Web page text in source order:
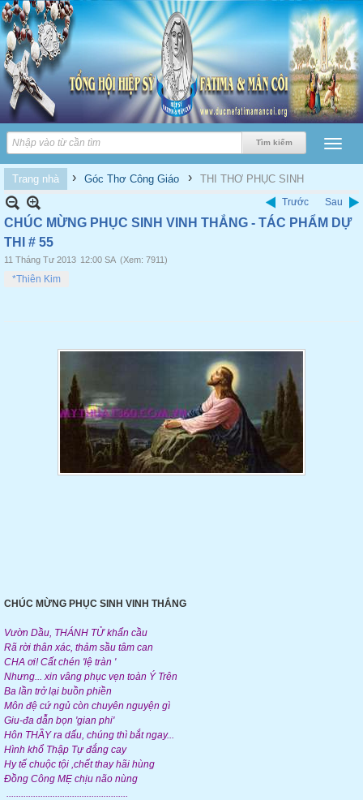
Trang nhà › Góc Thơ Công Giáo › THI THƠ PHỤC SINH
Trước Sau
CHÚC MỪNG PHỤC SINH VINH THẮNG - TÁC PHẨM DỰ
THI # 55
11 Tháng Tư 2013 12:00 SA (Xem: 7911)
*Thiên Kim
CHÚC MỪNG PHỤC SINH VINH THẮNG
Vườn Dầu, THÁNH TỬ khẩn cầu
Rã rời thân xác, thảm sầu tâm can
CHA ơi! Cất chén 'lệ tràn '
Nhưng... xin vâng phục vẹn toàn Ý Trên
Ba lần trở lại buồn phiền
Môn đệ cứ ngủ còn chuyên nguyện gì
Giu-đa dẫn bọn 'gian phi'
Hôn THẦY ra dấu, chúng thì bắt ngay...
Hình khổ Thập Tự đắng cay
Hy tế chuộc tội ,chết thay hãi hùng
Đồng Công MẸ chịu não nùng
..................................................